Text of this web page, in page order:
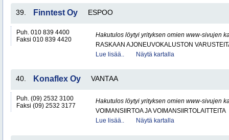
39. Finntest Oy ESPOO
Puh. 010 839 4400
Faksi 010 839 4420
Hakutulos löytyi yrityksen omien www-sivujen
RASKAAN AJONEUVOKALUSTON
Lue lisää..
Näytä kartalla
40. Konaflex Oy VANTAA
Puh. (09) 2532 3100
Faksi (09) 2532 3177
Hakutulos löytyi yrityksen omien www-sivujen
VOIMANSIIRTOA JA VOIMANSIIRTOLAITTEITA
Lue lisää..
Näytä kartalla